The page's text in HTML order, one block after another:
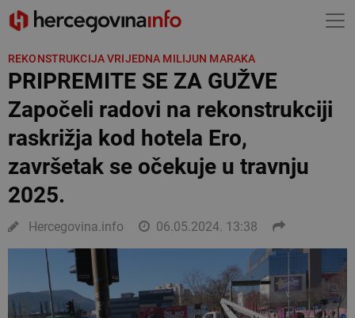
REKONSTRUKCIJA VRIJEDNA MILIJUN MARAKA
PRIPREMITE SE ZA GUŽVE
Započeli radovi na rekonstrukciji
raskrižja kod hotela Ero,
završetak se očekuje u travnju
2025.
Hercegovina.info 06.05.2024. 13:38